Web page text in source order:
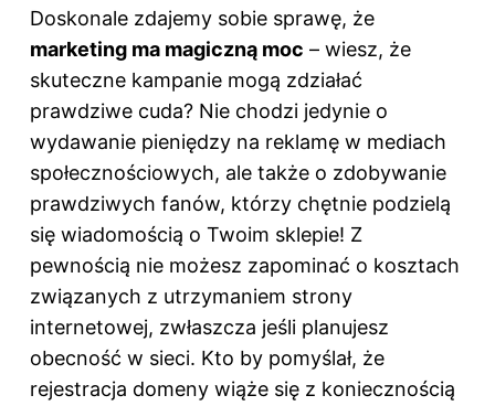
Doskonale zdajemy sobie sprawę, że
marketing ma magiczną moc – wiesz, że
skuteczne kampanie mogą zdziałać
prawdziwe cuda? Nie chodzi jedynie o
wydawanie pieniędzy na reklamę w mediach
społecznościowych, ale także o zdobywanie
prawdziwych fanów, którzy chętnie podzielą
się wiadomością o Twoim sklepie! Z
pewnością nie możesz zapominać o kosztach
związanych z utrzymaniem strony
internetowej, zwłaszcza jeśli planujesz
obecność w sieci. Kto by pomyślał, że
rejestracja domeny wiąże się z koniecznością